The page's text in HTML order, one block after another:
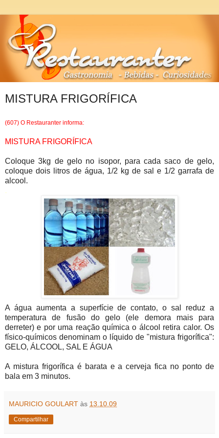
MISTURA FRIGORÍFICA
(607) O Restauranter informa:
MISTURA FRIGORÍFICA
Coloque 3kg de gelo no isopor, para cada saco de gelo,
coloque dois litros de água, 1/2 kg de sal e 1/2 garrafa de
alcool.
.
A água aumenta a superfície de contato, o sal reduz a
temperatura de fusão do gelo (ele demora mais para
derreter) e por uma reação química o álcool retira calor. Os
físico-químicos denominam o líquido de "mistura frigorífica":
GELO, ÁLCOOL, SAL E ÁGUA
A mistura frigorífica é barata e a cerveja fica no ponto de
bala em 3 minutos.
MAURICIO GOULART às 13.10.09
Compartilhar